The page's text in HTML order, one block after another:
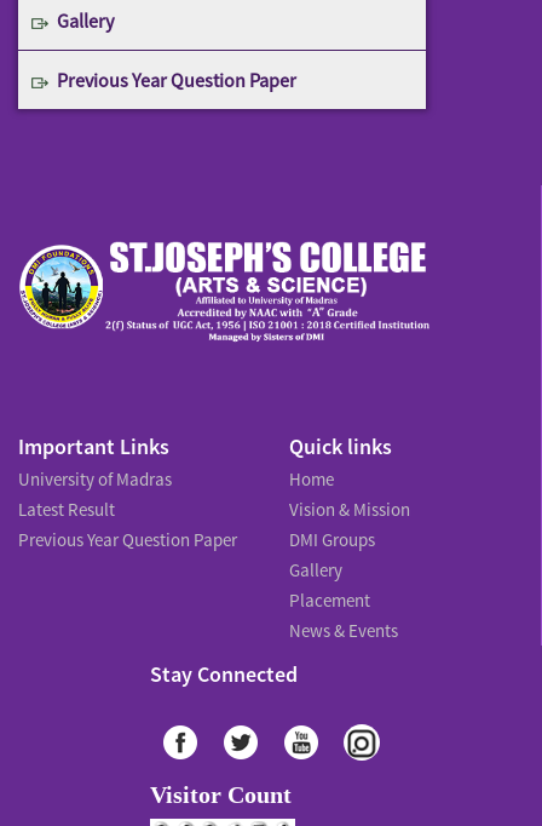
Gallery
Previous Year Question Paper
Important Links
University of Madras
Latest Result
Previous Year Question Paper
Quick links
Home
Vision & Mission
DMI Groups
Gallery
Placement
News & Events
Stay Connected
Visitor Count